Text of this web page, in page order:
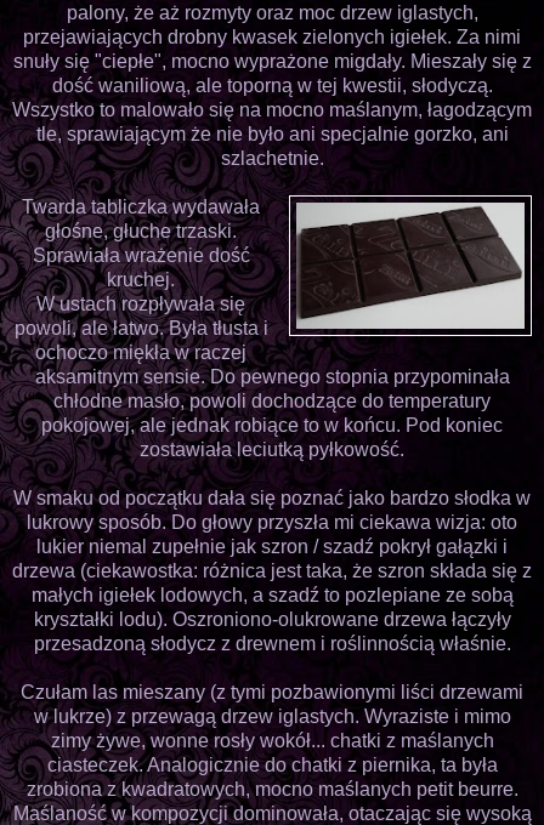
palony, że aż rozmyty oraz moc drzew iglastych,
przejawiających drobny kwasek zielonych igiełek. Za nimi
snuły się "ciepłe", mocno wyprażone migdały. Mieszały się z
dość waniliową, ale toporną w tej kwestii, słodyczą.
Wszystko to malowało się na mocno maślanym, łagodzącym
tle, sprawiającym że nie było ani specjalnie gorzko, ani
szlachetnie.
Twarda tabliczka wydawała
głośne, głuche trzaski.
Sprawiała wrażenie dość
kruchej.
W ustach rozpływała się
powoli, ale łatwo. Była tłusta i
ochoczo miękła w raczej
aksamitnym sensie. Do pewnego stopnia przypominała
chłodne masło, powoli dochodzące do temperatury
pokojowej, ale jednak robiące to w końcu. Pod koniec
zostawiała leciutką pyłkowość.
W smaku od początku dała się poznać jako bardzo słodka w
lukrowy sposób. Do głowy przyszła mi ciekawa wizja: oto
lukier niemal zupełnie jak szron / szadź pokrył gałązki i
drzewa (ciekawostka: różnica jest taka, że szron składa się z
małych igiełek lodowych, a szadź to pozlepiane ze sobą
kryształki lodu). Oszroniono-olukrowane drzewa łączyły
przesadzoną słodycz z drewnem i roślinnością właśnie.
Czułam las mieszany (z tymi pozbawionymi liści drzewami
w lukrze) z przewagą drzew iglastych. Wyraziste i mimo
zimy żywe, wonne rosły wokół... chatki z maślanych
ciasteczek. Analogicznie do chatki z piernika, ta była
zrobiona z kwadratowych, mocno maślanych petit beurre.
Maślaność w kompozycji dominowała, otaczając się wysoką